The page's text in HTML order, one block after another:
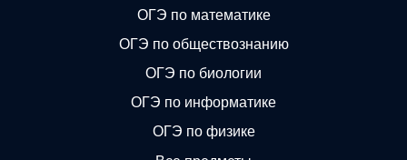
ОГЭ по математике
ОГЭ по обществознанию
ОГЭ по биологии
ОГЭ по информатике
ОГЭ по физике